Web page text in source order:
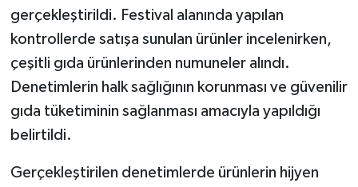
gerçekleştirildi. Festival alanında yapılan
kontrollerde satışa sunulan ürünler incelenirken,
çeşitli gıda ürünlerinden numuneler alındı.
Denetimlerin halk sağlığının korunması ve güvenilir
gıda tüketiminin sağlanması amacıyla yapıldığı
belirtildi.
Gerçekleştirilen denetimlerde ürünlerin hijyen